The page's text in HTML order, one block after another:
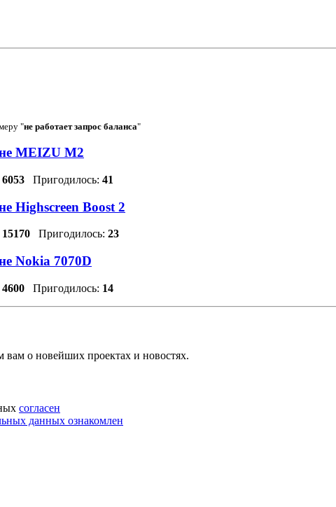
"не работает запрос баланса"
MEIZU M2
6053 Пригодилось: 41
Highscreen Boost 2
15170 Пригодилось: 23
Nokia 7070D
4600 Пригодилось: 14
о новейших проектах и новостях.
согласен
данных ознакомлен